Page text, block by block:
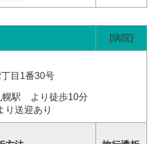
[病院]
目1番30号
駅 より徒歩10分
り送迎あり